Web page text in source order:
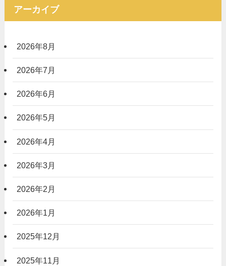
アーカイブ
2026年8月
2026年7月
2026年6月
2026年5月
2026年4月
2026年3月
2026年2月
2026年1月
2025年12月
2025年11月